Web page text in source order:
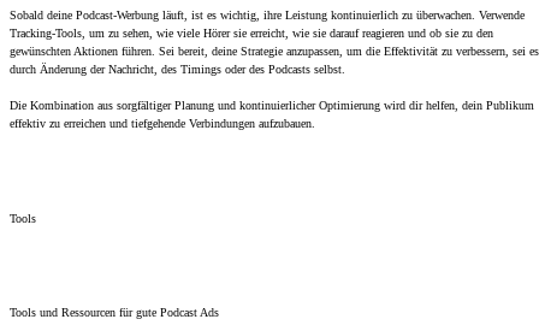
Sobald deine Podcast-Werbung läuft, ist es wichtig, ihre Leistung kontinuierlich zu überwachen. Verwende
Tracking-Tools, um zu sehen, wie viele Hörer sie erreicht, wie sie darauf reagieren und ob sie zu den
gewünschten Aktionen führen. Sei bereit, deine Strategie anzupassen, um die Effektivität zu verbessern, sei es
durch Änderung der Nachricht, des Timings oder des Podcasts selbst.
Die Kombination aus sorgfältiger Planung und kontinuierlicher Optimierung wird dir helfen, dein Publikum
effektiv zu erreichen und tiefgehende Verbindungen aufzubauen.
Tools
Tools und Ressourcen für gute Podcast Ads